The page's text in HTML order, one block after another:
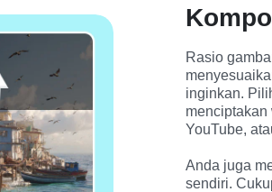
Rasio
inginkan.
menciptakan
YouTube,
Anda juga
sendiri.